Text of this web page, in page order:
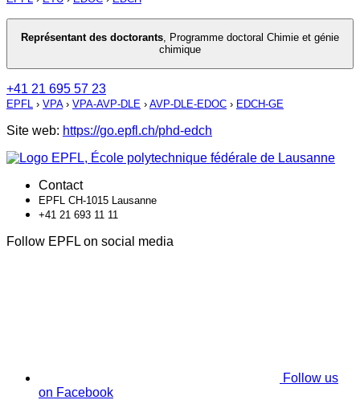
Représentant des doctorants, Programme doctoral Chimie et génie
chimique
+41 21 695 57 23
EPFL › VPA› VPA-AVP-DLE › AVP-DLE-EDOC › EDCH-GE
Site web: https://go.epfl.ch/phd-edch
Contact
EPFL CH-1015 Lausanne
+41 21 693 11 11
Follow EPFL on social media
Follow us
on Facebook